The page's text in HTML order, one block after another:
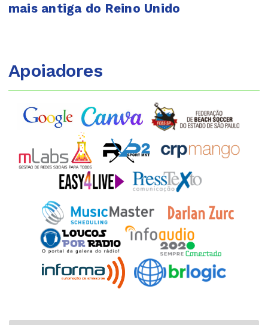
mais antiga do Reino Unido
Apoiadores